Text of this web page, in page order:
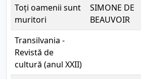
Toți oamenii sunt
muritori
SIMONE DE
BEAUVOIR
Transilvania -
Revistă de
cultură (anul XXII)